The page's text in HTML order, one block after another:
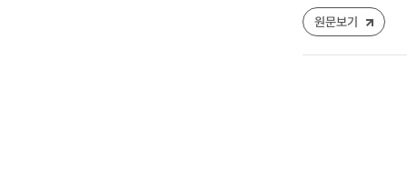
원문보기